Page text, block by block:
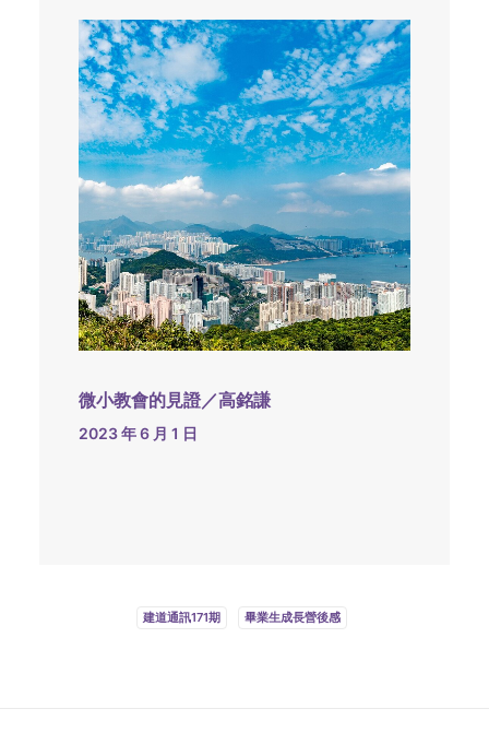
微小教會的見證／高銘謙
2023 年 6 月 1 日
建道通訊171期 畢業生成長營後感